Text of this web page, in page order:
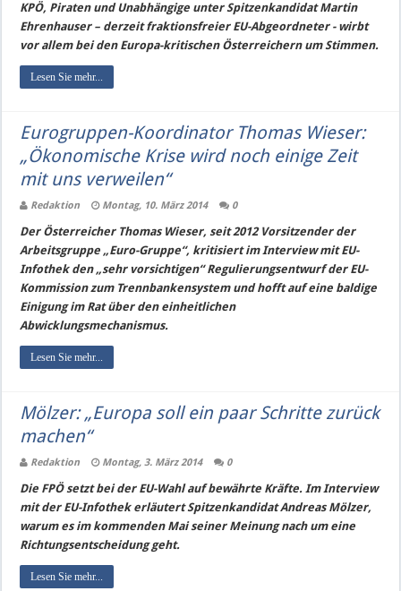
KPÖ, Piraten und Unabhängige unter Spitzenkandidat Martin
Ehrenhauser – derzeit fraktionsfreier EU-Abgeordneter - wirbt
vor allem bei den Europa-kritischen Österreichern um Stimmen.
Lesen Sie mehr...
Eurogruppen-Koordinator Thomas Wieser:
„Ökonomische Krise wird noch einige Zeit
mit uns verweilen“
Redaktion Montag, 10. März 2014 0
Der Österreicher Thomas Wieser, seit 2012 Vorsitzender der
Arbeitsgruppe „Euro-Gruppe“, kritisiert im Interview mit EU-
Infothek den „sehr vorsichtigen“ Regulierungsentwurf der EU-
Kommission zum Trennbankensystem und hofft auf eine baldige
Einigung im Rat über den einheitlichen
Abwicklungsmechanismus.
Lesen Sie mehr...
Mölzer: „Europa soll ein paar Schritte zurück
machen“
Redaktion Montag, 3. März 2014 0
Die FPÖ setzt bei der EU-Wahl auf bewährte Kräfte. Im Interview
mit der EU-Infothek erläutert Spitzenkandidat Andreas Mölzer,
warum es im kommenden Mai seiner Meinung nach um eine
Richtungsentscheidung geht.
Lesen Sie mehr...